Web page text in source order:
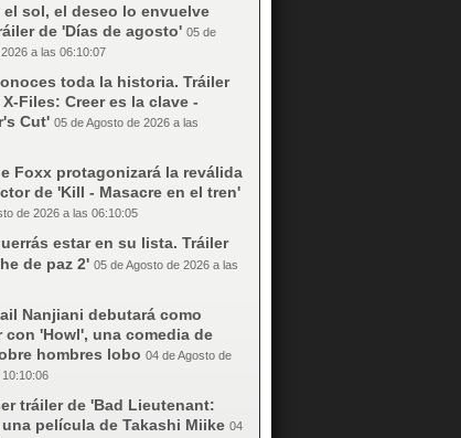
el sol, el deseo lo envuelve
de 'Días de agosto' 05 de
a las 06:10:07
toda la historia. Tráiler
Files: Creer es la clave -
Cut' 05 de Agosto de 2026 a las
Foxx protagonizará la reválida
de 'Kill - Masacre en el tren'
de 2026 a las 06:10:05
estar en su lista. Tráiler
de paz 2' 05 de Agosto de 2026 a las
Nanjiani debutará como
con 'Howl', una comedia de
hombres lobo 04 de Agosto de
tráiler de 'Bad Lieutenant:
película de Takashi Miike 04